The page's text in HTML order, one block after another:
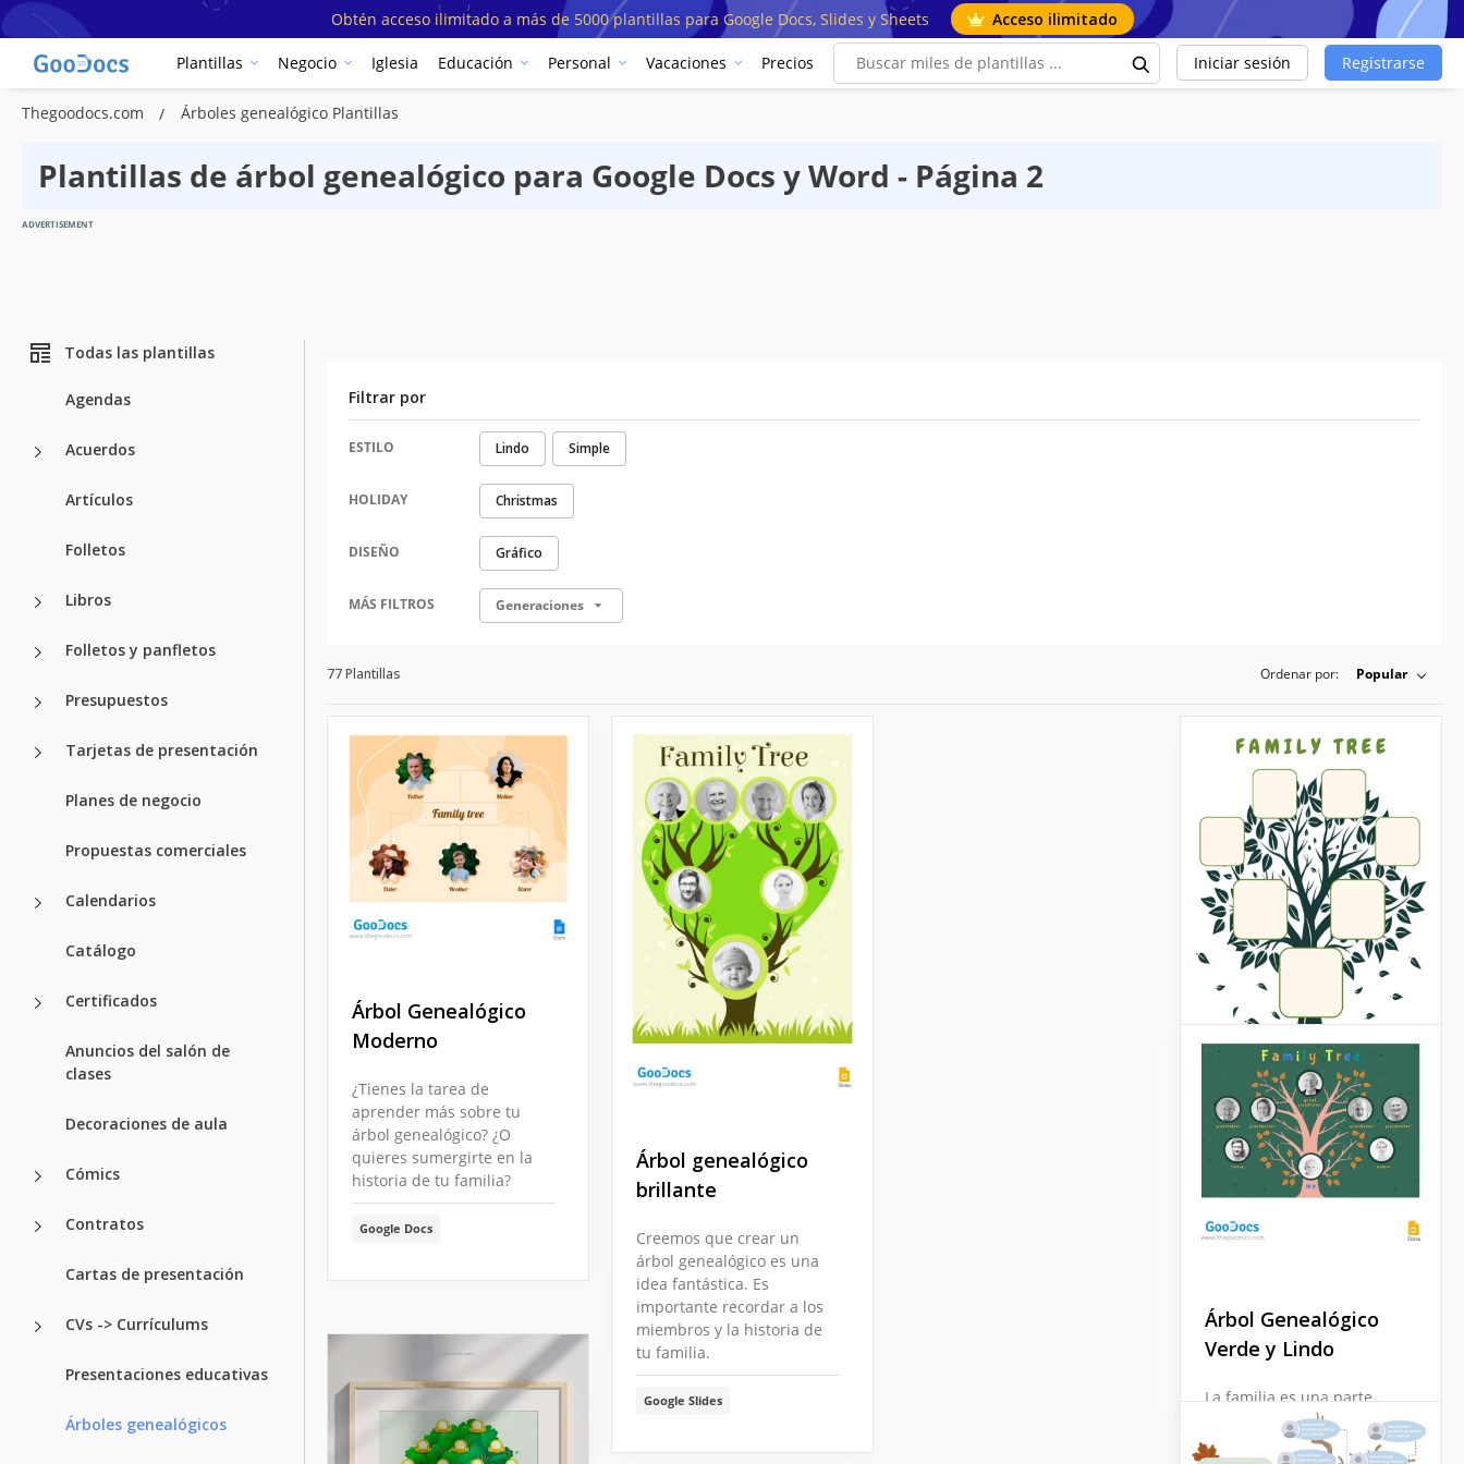
Obtén acceso ilimitado a más de 5000 plantillas para Google Docs, Slides y Sheets Acceso ilimitado
Plantillas Negocio Iglesia Educación Personal Vacaciones Precios Iniciar sesión Registrarse
Thegoodocs.com Árboles genealógico Plantillas
Plantillas de árbol genealógico para Google Docs y Word - Página 2
ADVERTISEMENT
Todas las plantillas
Agendas
Acuerdos
Artículos
Folletos
Libros
Folletos y panfletos
Presupuestos
Tarjetas de presentación
Planes de negocio
Propuestas comerciales
Calendarios
Catálogo
Certificados
Anuncios del salón de
clases
Decoraciones de aula
Cómics
Contratos
Cartas de presentación
CVs -> Currículums
Presentaciones educativas
Árboles genealógicos
Filtrar por
ESTILO Lindo Simple
HOLIDAY Christmas
DISEÑO Gráfico
Generaciones
MÁS FILTROS
77 Plantillas Ordenar por: Popular
Árbol Genealógico
Moderno
¿Tienes la tarea de
aprender más sobre tu
árbol genealógico? ¿O
quieres sumergirte en la
historia de tu familia?
Google Docs
Árbol genealógico
brillante
Creemos que crear un
árbol genealógico es una
idea fantástica. Es
importante recordar a los
miembros y la historia de
tu familia.
Google Slides
Plantilla de esquema
de árbol genealógico
Árbol Genealógico
Verde y Lindo
La familia es una parte
importante de la vida de
cualquier persona.